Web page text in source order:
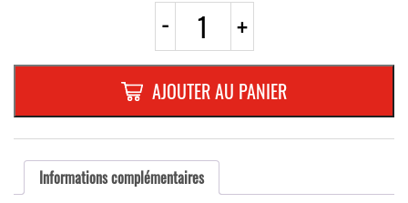
- quantité
PLAQUETTE
OPTIQUE
INOX
40x60x1mm
"5"
+
AJOUTER AU PANIER
Informations complémentaires